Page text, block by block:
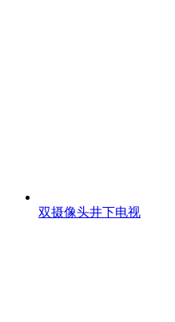
双摄像头井下电视